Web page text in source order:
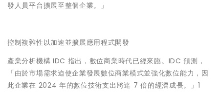
發人員平台擴展至整個企業。」
控制複雜性以加速並擴展應用程式開發
產業分析機構 IDC 指出，數位商業時代已經來臨。IDC 預測，
「由於市場需求迫使企業發展數位商業模式並強化數位能力，因
此企業在 2024 年的數位技術支出將達 7 倍的經濟成長。」1